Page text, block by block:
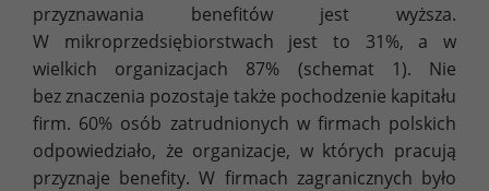
przyznawania benefitów jest wyższa.
W mikroprzedsiębiorstwach jest to 31%, a w
wielkich organizacjach 87% (schemat 1). Nie
bez znaczenia pozostaje także pochodzenie kapitału
firm. 60% osób zatrudnionych w firmach polskich
odpowiedziało, że organizacje, w których pracują
przyznaje benefity. W firmach zagranicznych było